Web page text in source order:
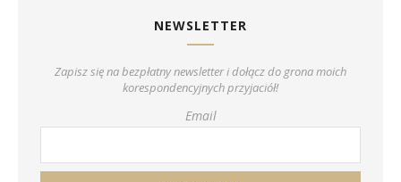
NEWSLETTER
Zapisz się na bezpłatny newsletter i dołącz do grona moich
korespondencyjnych przyjaciół!
Email